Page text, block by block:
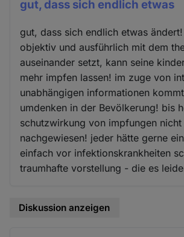
gut, dass sich endlich etwas
gut, dass sich endlich etwas
objektiv und ausführlich mit dem
auseinander setzt, kann seine
mehr impfen lassen! im zuge von
unabhängigen informationen
umdenken in der Bevölkerung! bis
schutzwirkung von impfungen nicht
nachgewiesen! jeder hätte gerne
einfach vor infektionskrankheiten
traumhafte vorstellung - die es
Diskussion anzeigen